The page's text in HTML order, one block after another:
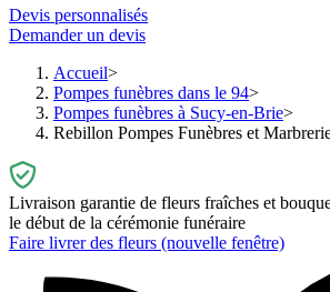
Devis personnalisés
Demander un devis
Accueil
Pompes funèbres dans le 94
Pompes funèbres à Sucy-en-Brie
Rebillon Pompes Funèbres et
Livraison garantie de fleurs fraîches et
le début de la cérémonie funéraire
Faire livrer des fleurs (nouvelle fenêtre)